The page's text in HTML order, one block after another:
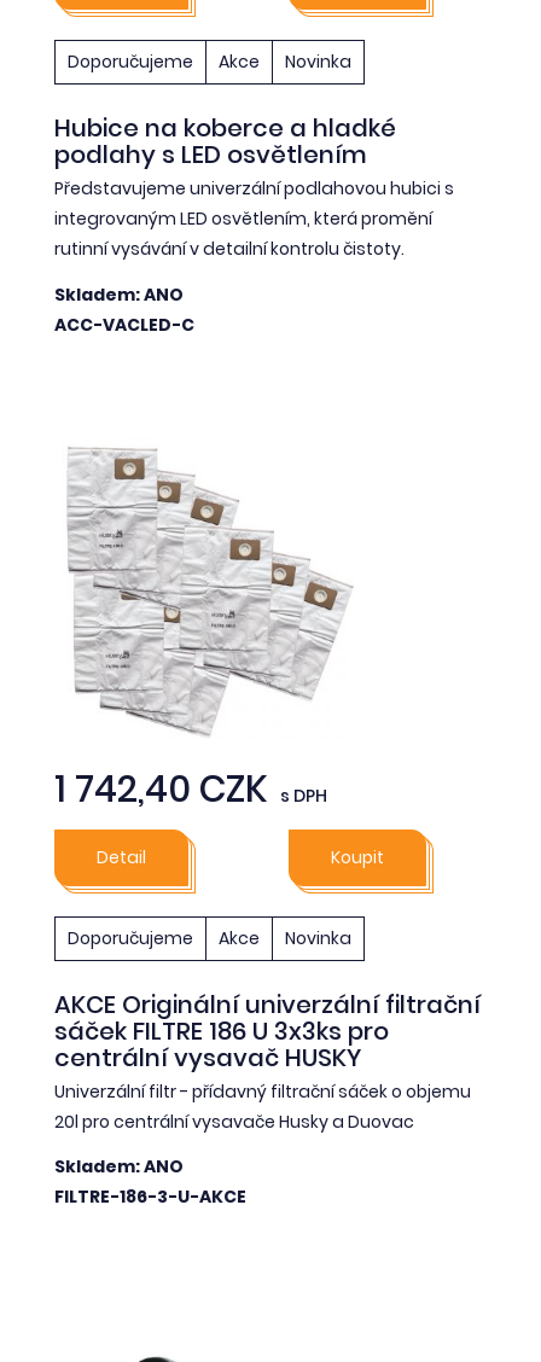
Doporučujeme Akce Novinka
Hubice na koberce a hladké
podlahy s LED osvětlením
Představujeme univerzální podlahovou hubici s
integrovaným LED osvětlením, která promění
rutinní vysávání v detailní kontrolu čistoty.
Skladem: ANO
ACC-VACLED-C
1 742,40 CZK s DPH
Detail Koupit
Doporučujeme Akce Novinka
AKCE Originální univerzální filtrační
sáček FILTRE 186 U 3x3ks pro
centrální vysavač HUSKY
Univerzální filtr - přídavný filtrační sáček o objemu
20l pro centrální vysavače Husky a Duovac
Skladem: ANO
FILTRE-186-3-U-AKCE